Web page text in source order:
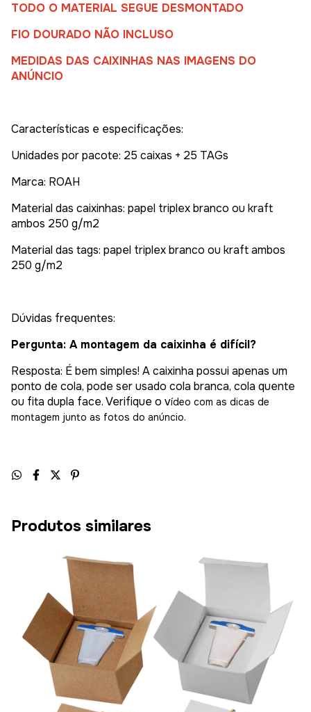
TODO O MATERIAL SEGUE DESMONTADO
FIO DOURADO NÃO INCLUSO
MEDIDAS DAS CAIXINHAS NAS IMAGENS DO
ANÚNCIO
Características e especificações:
Unidades por pacote: 25 caixas + 25 TAGs
Marca: ROAH
Material das caixinhas: papel triplex branco ou kraft
ambos 250 g/m2
Material das tags: papel triplex branco ou kraft ambos
250 g/m2
Dúvidas frequentes:
Pergunta: A montagem da caixinha é difícil?
Resposta: É bem simples! A caixinha possui apenas um
ponto de cola, pode ser usado cola branca, cola quente
ou fita dupla face. Verifique o vídeo com as dicas de
montagem junto as fotos do anúncio.
Produtos similares